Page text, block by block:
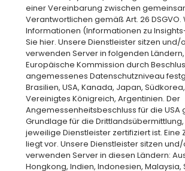
einer Vereinbarung zwischen
Verantwortlichen gemäß Art. 26 DSGVO.
Informationen (Informationen zu
Sie hier. Unsere Dienstleister sitzen und/
verwenden Server in folgenden
Europäische Kommission durch
angemessenes Datenschutzniveau
Brasilien, USA, Kanada, Japan,
Vereinigtes Königreich, Argentinien. Der
Angemessenheitsbeschluss für die USA
Grundlage für die
jeweilige Dienstleister zertifiziert ist. Eine
liegt vor. Unsere Dienstleister sitzen
verwenden Server in diesen Ländern:
Hongkong, Indien, Indonesien, Malaysia,